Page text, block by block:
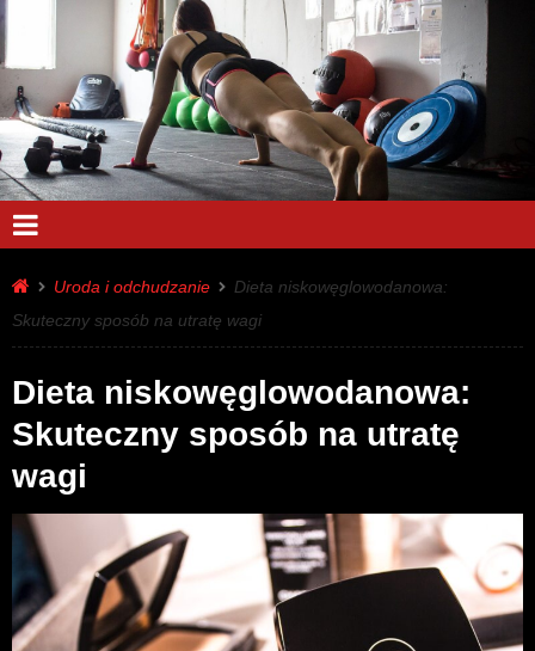
Uroda i odchudzanie
Dieta niskowęglowodanowa:
Skuteczny sposób na utratę wagi
Dieta niskowęglowodanowa:
Skuteczny sposób na utratę
wagi